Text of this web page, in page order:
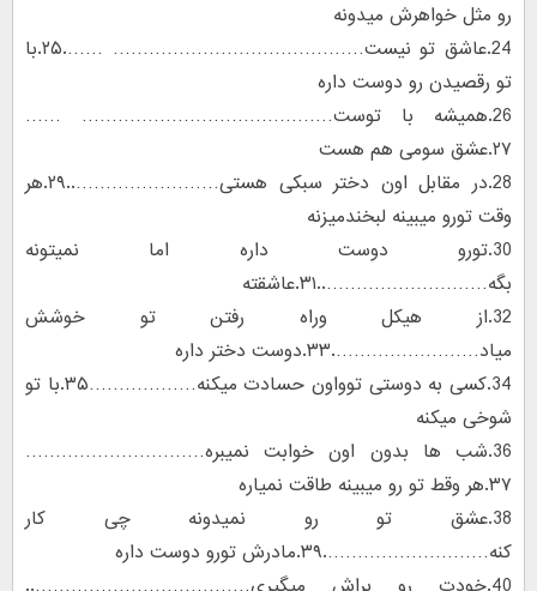
رو مثل خواهرش میدونه
24.عاشق تو نیست…………………………………… …….۲۵.با
تو رقصیدن رو دوست داره
26.همیشه با توست…………………………………… ……
۲۷.عشق سومی هم هست
28.در مقابل اون دختر سبکی هستی……………………..۲۹.هر
وقت تورو میبینه لبخندمیزنه
30.تورو دوست داره اما نمیتونه
بگه………………………..۳۱.عاشقته
32.از هیکل وراه رفتن تو خوشش
میاد…………………….۳۳.دوست دختر داره
34.کسی به دوستی توواون حسادت میکنه………………۳۵.با تو
شوخی میکنه
36.شب ها بدون اون خوابت نمیبره…………………………
۳۷.هر وقط تو رو میبینه طاقت نمیاره
38.عشق تو رو نمیدونه چی کار
کنه……………………….۳۹.مادرش تورو دوست داره